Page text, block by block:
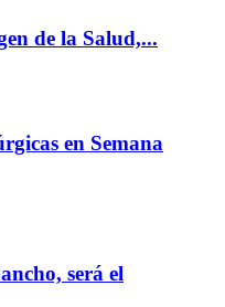
de la Salud,...
en Semana
será el